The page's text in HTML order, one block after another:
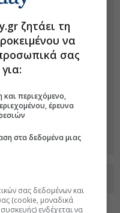
Discover
ζητάει τη
να
σας
και περιεχόμενο,
έρευνα
στα δεδομένα μιας
σας δεδομένων και
(cookie, μοναδικά
ενδέχεται να